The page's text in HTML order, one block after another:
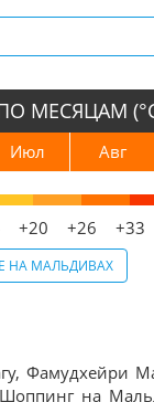
МЕСЯЦАМ
Июл Авг
+20 +26 +33
НА МАЛЬДИВАХ
Фамудхейри
на